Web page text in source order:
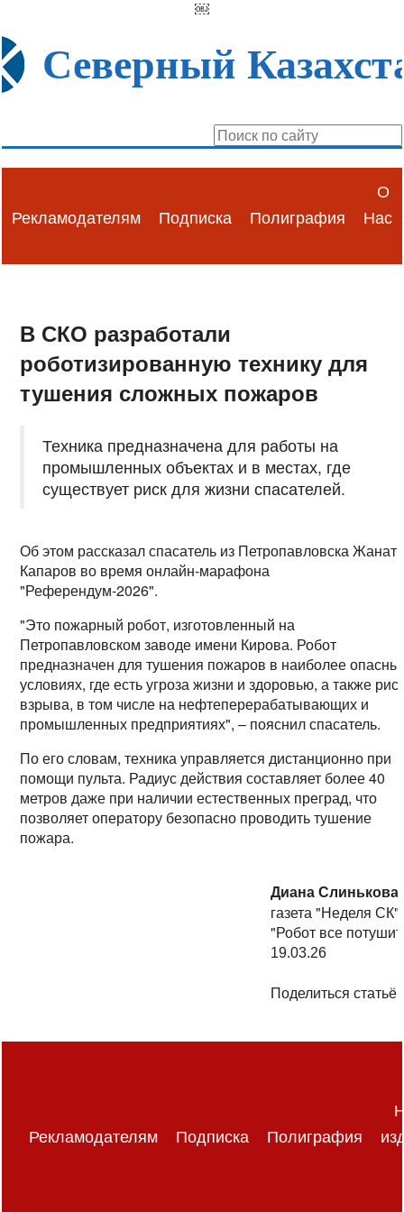
￼
Северный
Рекламодателям Подписка Полиграфия
О
Нас
В СКО разработали
роботизированную технику для
тушения сложных пожаров
Техника предназначена для работы на
промышленных объектах и в местах, где
существует риск для жизни спасателей.
Об этом рассказал спасатель из Петропавловска Жанат
Капаров во время онлайн-марафона
"Референдум-2026".
"Это пожарный робот, изготовленный на
Петропавловском заводе имени Кирова. Робот
предназначен для тушения пожаров в наиболее
условиях, где есть угроза жизни и здоровью, а также
взрыва, в том числе на нефтеперерабатывающих и
промышленных предприятиях", – пояснил спасатель.
По его словам, техника управляется дистанционно при
помощи пульта. Радиус действия составляет более 40
метров даже при наличии естественных преград, что
позволяет оператору безопасно проводить тушение
пожара.
Диана Слинькова
газета "Неделя СК"
"Робот все
19.03.26
Поделиться
Рекламодателям Подписка Полиграфия